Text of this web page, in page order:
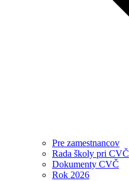
Pre zamestnancov
Rada školy pri CVČ
Dokumenty CVČ
Rok 2026